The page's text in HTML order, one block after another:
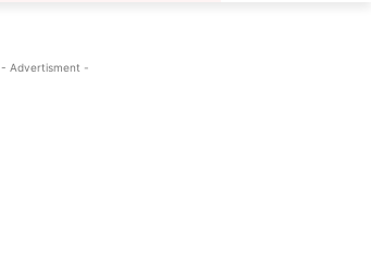
- Advertisment -